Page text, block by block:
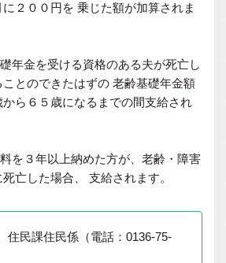
２００円を 乗じた額が加算されま
年金を受ける資格のある夫が死亡し
とのできたはずの 老齢基礎年金額
ら６５歳になるまでの間支給され
を３年以上納めた方が、老齢・障害
亡した場合、 支給されます。
住民課住民係（電話：0136-75-